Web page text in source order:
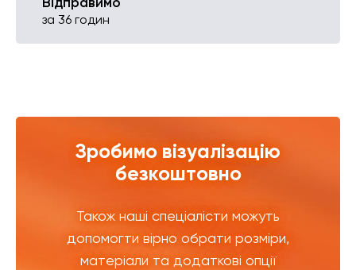
за 36 годин
Зробимо візуалізацію
безкоштовно
Також наші спеціалісти можуть
допомогти вірно обрати розміри,
матеріали та додаткові опції